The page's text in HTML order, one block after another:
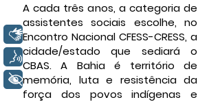
A cada três anos, a categoria de
assistentes sociais escolhe, no
Encontro Nacional CFESS-CRESS, a
cidade/estado que sediará o
CBAS. A Bahia é território de
memória, luta e resistência da
força dos povos indígenas e
Libras
Voz
+ Acessibilidade